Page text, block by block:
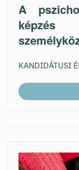
A
KANDIDÁTUSI